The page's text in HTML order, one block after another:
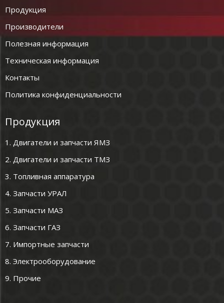
Продукция
Производители
Полезная информация
Техническая информация
Контакты
Политика конфиденциальности
Продукция
1. Двигатели и запчасти ЯМЗ
2. Двигатели и запчасти ТМЗ
3. Топливная аппаратура
4. Запчасти УРАЛ
5. Запчасти МАЗ
6. Запчасти ГАЗ
7. Импортные запчасти
8. Электрооборудование
9. Прочие